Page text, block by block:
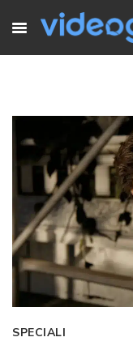
SPECIALI